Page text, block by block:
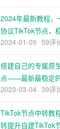
2024年最新教程，
协议TikTok节点，
速，小白也能无脑
2024-01-09 59评
搭建自己的专属原
点——最新最稳定
建
2023-03-04 39评
TikTok节点中转教
转提升自建TikTok